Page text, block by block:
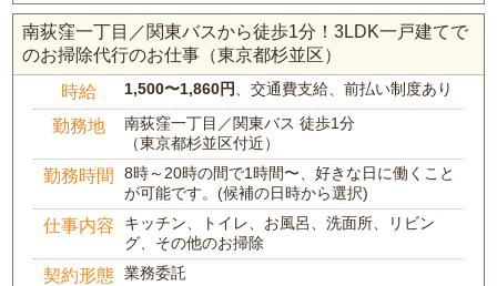
南荻窪一丁目／関東バスから徒歩1分！3LDK一戸建てで
のお掃除代行のお仕事（東京都杉並区）
時給 1,500〜1,860円 、交通費支給、前払い制度あり
勤務地
南荻窪一丁目／関東バス 徒歩1分
（東京都杉並区付近）
勤務時間
8時～20時の間で1時間〜、好きな日に働くこと
が可能です。(候補の日時から選択)
仕事内容
キッチン、トイレ、お風呂、洗面所、リビン
グ、その他のお掃除
契約形態 業務委託